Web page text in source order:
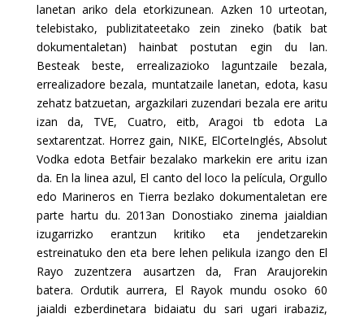
lanetan ariko dela etorkizunean. Azken 10 urteotan,
telebistako, publizitateetako zein zineko (batik bat
dokumentaletan) hainbat postutan egin du lan.
Besteak beste, errealizazioko laguntzaile bezala,
errealizadore bezala, muntatzaile lanetan, edota, kasu
zehatz batzuetan, argazkilari zuzendari bezala ere aritu
izan da, TVE, Cuatro, eitb, Aragoi tb edota La
sextarentzat. Horrez gain, NIKE, ElCorteInglés, Absolut
Vodka edota Betfair bezalako markekin ere aritu izan
da. En la linea azul, El canto del loco la película, Orgullo
edo Marineros en Tierra bezlako dokumentaletan ere
parte hartu du. 2013an Donostiako zinema jaialdian
izugarrizko erantzun kritiko eta jendetzarekin
estreinatuko den eta bere lehen pelikula izango den El
Rayo zuzentzera ausartzen da, Fran Araujorekin
batera. Ordutik aurrera, El Rayok mundu osoko 60
jaialdi ezberdinetara bidaiatu du sari ugari irabaziz,